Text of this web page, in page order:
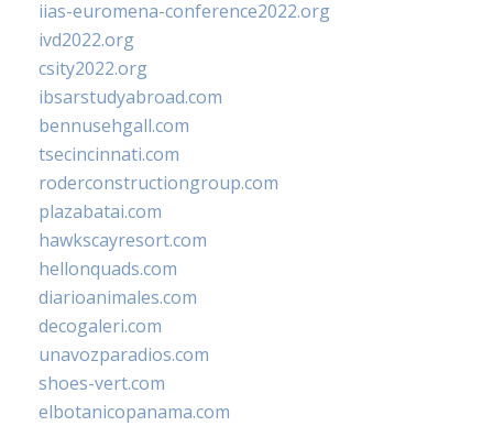
iias-euromena-conference2022.org
ivd2022.org
csity2022.org
ibsarstudyabroad.com
bennusehgall.com
tsecincinnati.com
roderconstructiongroup.com
plazabatai.com
hawkscayresort.com
hellonquads.com
diarioanimales.com
decogaleri.com
unavozparadios.com
shoes-vert.com
elbotanicopanama.com